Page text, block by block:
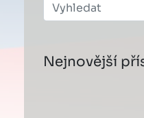
Nejnovější